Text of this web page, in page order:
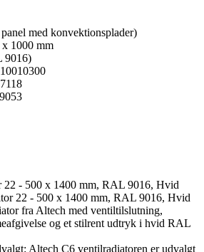
med konvektionsplader)
1000 mm
9016)
22 - 500 x 1400 mm, RAL 9016, Hvid
fra Altech med ventiltilslutning,
og et stilrent udtryk i hvid RAL
Altech C6 ventilradiatoren er udvalgt